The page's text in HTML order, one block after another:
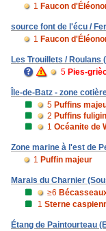
1 Faucon
source font de l'écu /
1 Faucon
Les Trouillets / Roulans
5 Pies-
Île-de-Batz - zone
5 Puffins
2 Puffins
1 Océanite de
Zone marine à l'est de
1 Puffin majeur
Marais du Charnier
≥6
1 Sterne
Étang de Paintourteau